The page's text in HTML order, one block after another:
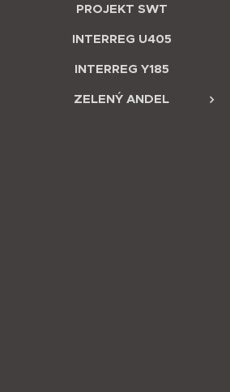
PROJEKT SWT
INTERREG U405
INTERREG Y185
ZELENÝ ANDEL